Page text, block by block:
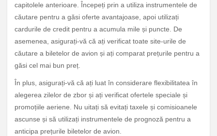
capitolele anterioare. Începeți prin a utiliza instrumentele de
căutare pentru a găsi oferte avantajoase, apoi utilizați
cardurile de credit pentru a acumula mile și puncte. De
asemenea, asigurați-vă că ați verificat toate site-urile de
căutare a biletelor de avion și ați comparat prețurile pentru a
găsi cel mai bun preț.
În plus, asigurați-vă că ați luat în considerare flexibilitatea în
alegerea zilelor de zbor și ați verificat ofertele speciale și
promoțiile aeriene. Nu uitați să evitați taxele și comisioanele
ascunse și să utilizați instrumentele de prognoză pentru a
anticipa prețurile biletelor de avion.